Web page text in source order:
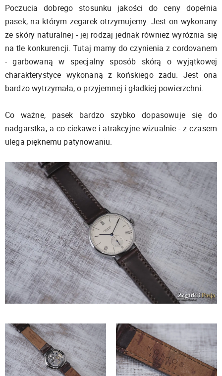
Poczucia dobrego stosunku jakości do ceny dopełnia
pasek, na którym zegarek otrzymujemy. Jest on wykonany
ze skóry naturalnej - jej rodzaj jednak również wyróżnia się
na tle konkurencji. Tutaj mamy do czynienia z cordovanem
- garbowaną w specjalny sposób skórą o wyjątkowej
charakterystyce wykonaną z końskiego zadu. Jest ona
bardzo wytrzymała, o przyjemnej i gładkiej powierzchni.
Co ważne, pasek bardzo szybko dopasowuje się do
nadgarstka, a co ciekawe i atrakcyjne wizualnie - z czasem
ulega pięknemu patynowaniu.